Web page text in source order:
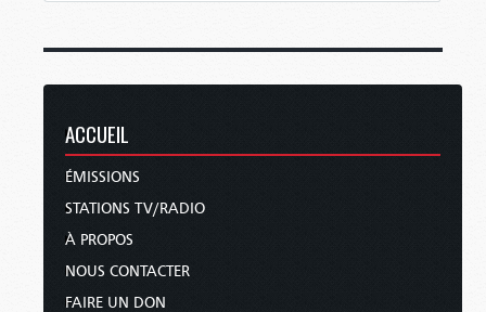
ACCUEIL
ÉMISSIONS
STATIONS TV/RADIO
À PROPOS
NOUS CONTACTER
FAIRE UN DON